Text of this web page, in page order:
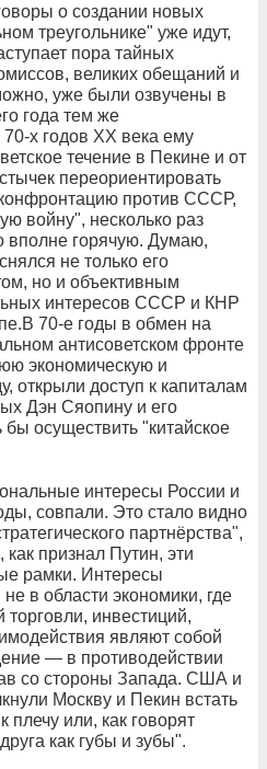
о создании новых
треугольнике" уже идут,
пора тайных
великих обещаний и
уже были озвучены в
года тем же
х годов ХХ века ему
течение в Пекине и от
переориентировать
против СССР,
войну", несколько раз
вполне горячую. Думаю,
не только его
но и объективным
интересов СССР и КНР
70-е годы в обмен на
антисоветском фронте
экономическую и
открыли доступ к капиталам
Дэн Сяопину и его
осуществить "китайское
интересы России и
совпали. Это стало видно
партнёрства",
признал Путин, эти
рамки. Интересы
в области экономики, где
торговли, инвестиций,
являют собой
— в противодействии
со стороны Запада. США и
Москву и Пекин встать
плечу или, как говорят
как губы и зубы".